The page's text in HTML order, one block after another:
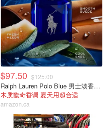
$97.50 $125.00
Ralph Lauren Polo Blue 男士淡香水 75ml
木质馥奇香调 夏天用超合适
amazon.ca